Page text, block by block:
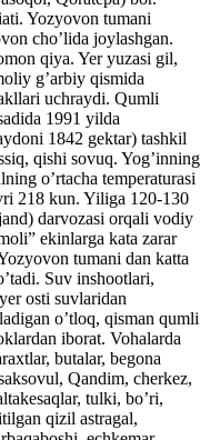
Yozyovon tumani
cho’lida joylashgan.
qiya. Yer yuzasi gil,
g’arbiy qismida
uchraydi. Qumli
1991 yilda
1842 gektar) tashkil
qishi sovuq. Yog’inning
o’rtacha temperaturasi
218 kun. Yiliga 120-130
darvozasi orqali vodiy
ekinlarga kata zarar
tumani dan katta
Suv inshootlari,
osti suvlaridan
o’tloq, qisman qumli
iborat. Vohalarda
butalar, begona
Qandim, cherkez,
tulki, bo’ri,
qizil astragal,